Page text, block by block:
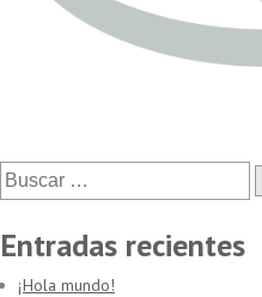
de
entradas
Buscar:
Entradas recientes
¡Hola mundo!